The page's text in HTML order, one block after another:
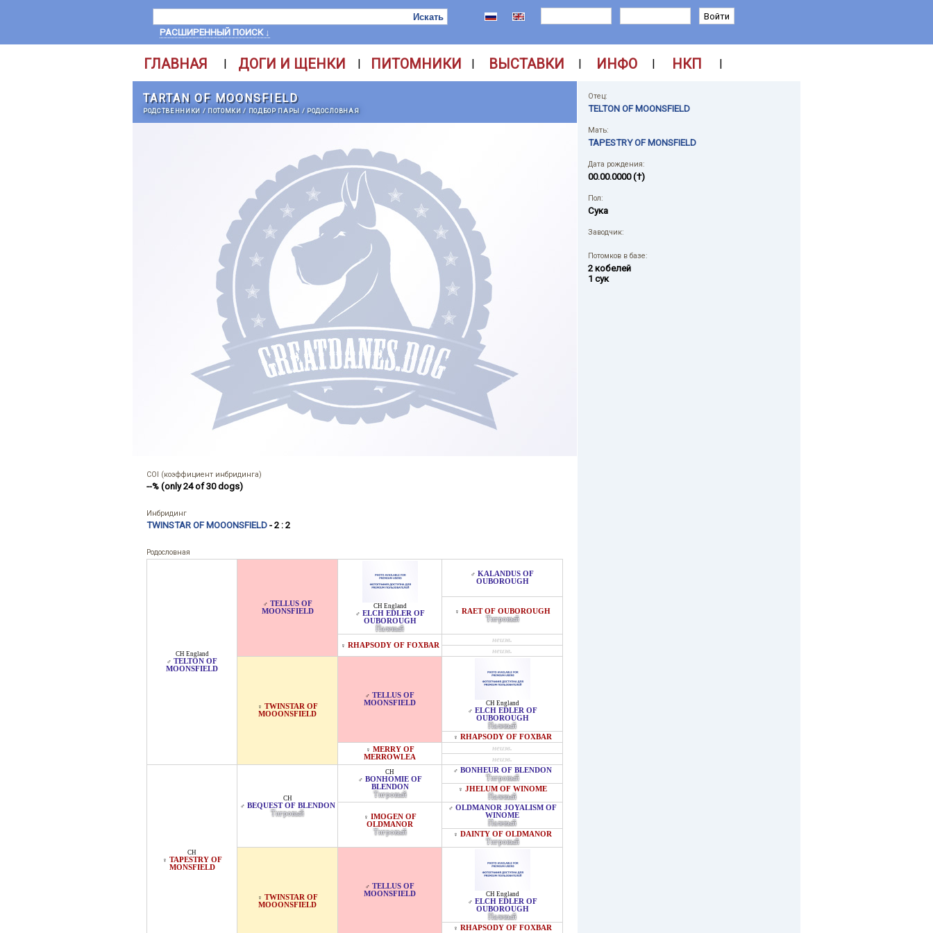
РАСШИРЕННЫЙ ПОИСК ↓
ГЛАВНАЯ | ДОГИ И ЩЕНКИ | ПИТОМНИКИ | ВЫСТАВКИ | ИНФО | НКП |
TARTAN OF MOONSFIELD
РОДСТВЕННИКИ / ПОТОМКИ/ ПОДБОР ПАРЫ / РОДОСЛОВНАЯ
COI (коэффициент инбридинга)
--% (only 24 of 30 dogs)
Инбридинг
TWINSTAR OF MOOONSFIELD - 2 : 2
Родословная
CH England
♂ TELTON OF
MOONSFIELD
♂ TELLUS OF
MOONSFIELD
CH England
♂ ELCH EDLER OF
OUBOROUGH
Палевый
♂ KALANDUS OF
OUBOROUGH
♀ RAET OF OUBOROUGH
Тигровый
♀ RHAPSODY OF FOXBAR
неизв.
неизв.
♀ TWINSTAR OF
MOOONSFIELD
♂ TELLUS OF
MOONSFIELD
CH England
♂ ELCH EDLER OF
OUBOROUGH
Палевый
♀ RHAPSODY OF FOXBAR
♀ MERRY OF
MERROWLEA
неизв.
неизв.
CH
♀ TAPESTRY OF
MONSFIELD
CH
♂ BEQUEST OF BLENDON
Тигровый
CH
♂ BONHOMIE OF
BLENDON
Тигровый
♂ BONHEUR OF BLENDON
Тигровый
♀ JHELUM OF WINOME
Палевый
♀ IMOGEN OF
OLDMANOR
Тигровый
♂ OLDMANOR JOYALISM OF
WINOME
Палевый
♀ DAINTY OF OLDMANOR
Тигровый
♀ TWINSTAR OF
MOOONSFIELD
♂ TELLUS OF
MOONSFIELD
CH England
♂ ELCH EDLER OF
OUBOROUGH
Палевый
♀ RHAPSODY OF FOXBAR
Отец:
TELTON OF MOONSFIELD
Мать:
TAPESTRY OF MONSFIELD
Дата рождения:
00.00.0000 (†)
Пол:
Сука
Заводчик:
Потомков в базе:
2 кобелей
1 сук